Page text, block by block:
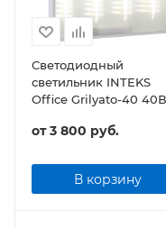
Светодиодный
светильник INTEKS
Office Grilyato-40
от3 800 руб.
В корзину